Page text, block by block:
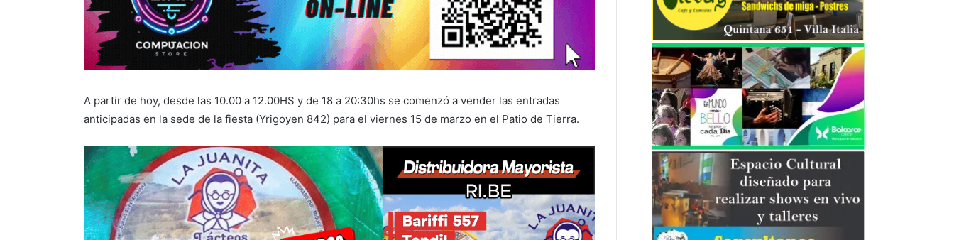
A partir de hoy, desde las 10.00 a 12.00HS y de 18 a 20:30hs se comenzó a vender las entradas
anticipadas en la sede de la fiesta (Yrigoyen 842) para el viernes 15 de marzo en el Patio de Tierra.